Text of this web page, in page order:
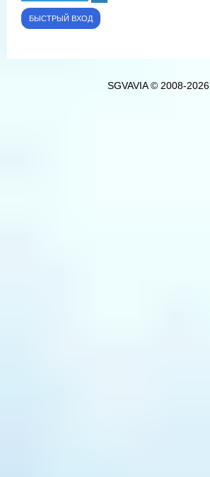
SGVAVIA © 2008-2026